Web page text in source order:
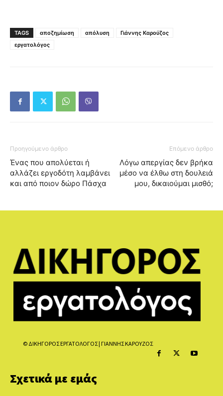
TAGS αποζημίωση απόλυση
Γιάννης Καρούζος
εργατολόγος
Προηγούμενο άρθρο
Ένας που απολύεται ή
αλλάζει εργοδότη λαμβάνει
και από ποιον δώρο Πάσχα
Επόμενο άρθρο
Λόγω απεργίας δεν βρήκα
μέσο να έλθω στη δουλειά
μου, δικαιούμαι μισθό;
© ΔΙΚΗΓΟΡΟΣ ΕΡΓΑΤΟΛΟΓΟΣ | ΓΙΑΝΝΗΣ ΚΑΡΟΥΖΟΣ
Σχετικά με εμάς